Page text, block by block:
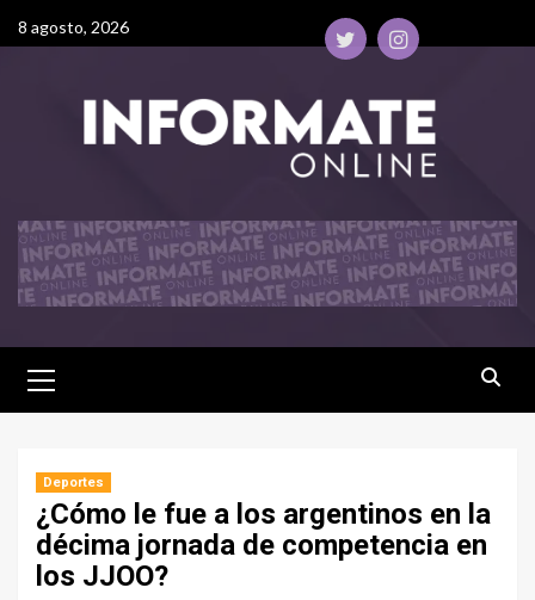
8 agosto, 2026
Deportes
¿Cómo le fue a los argentinos en la
décima jornada de competencia en
los JJOO?